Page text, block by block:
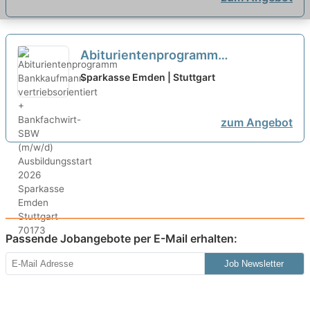
Abiturientenprogramm
Bankkaufmann vertriebsorientiert
+ Bankfachwirt-SBW (m/w/d)
Sparkasse Emden | Stuttgart
zum Angebot
Passende Jobangebote per E-Mail erhalten:
Job Newsletter